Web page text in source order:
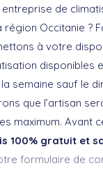
de
Occitanie ?
à votre
disponibles
semaine sauf le
que l’artisan
maximum. Avant
100% gratuit et
formulaire de